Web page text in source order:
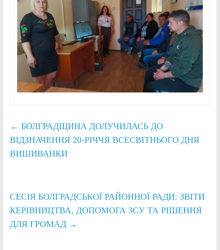
← БОЛГРАДЩИНА ДОЛУЧИЛАСЬ ДО
ВІДЗНАЧЕННЯ 20-РІЧЧЯ ВСЕСВІТНЬОГО ДНЯ
ВИШИВАНКИ
СЕСІЯ БОЛГРАДСЬКОЇ РАЙОННОЇ РАДИ: ЗВІТИ
КЕРІВНИЦТВА, ДОПОМОГА ЗСУ ТА РІШЕННЯ
ДЛЯ ГРОМАД →